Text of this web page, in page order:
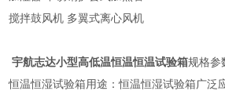
搅拌鼓风机 多翼式离心风机
宇航志达小型高低温恒温恒温试验箱规格参
恒温恒湿试验箱用途：恒温恒湿试验箱广泛